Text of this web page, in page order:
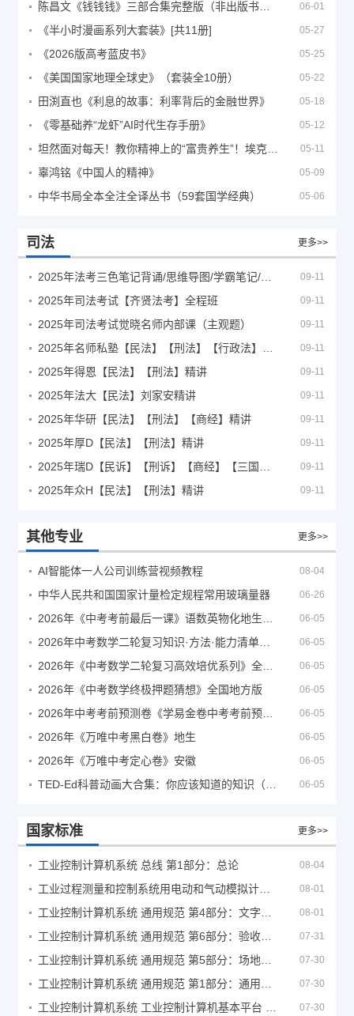
06-01
《半小时漫画系列大套装》[共11册] 05-27
《2026版高考蓝皮书》 05-25
《美国国家地理全球史》（套装全10册） 05-22
田渕直也《利息的故事：利率背后的金融世界》 05-18
《零基础养“龙虾”AI时代生存手册》 05-12
05-11
辜鸿铭《中国人的精神》 05-09
中华书局全本全注全译丛书（59套国学经典） 05-06
司法 更多>>
09-11
2025年司法考试【齐贤法考】全程班 09-11
2025年司法考试觉晓名师内部课（主观题） 09-11
09-11
2025年得恩【民法】【刑法】精讲 09-11
2025年法大【民法】刘家安精讲 09-11
2025年华研【民法】【刑法】【商经】精讲 09-11
2025年厚D【民法】【刑法】精讲 09-11
09-11
2025年众H【民法】【刑法】精讲 09-11
其他专业 更多>>
AI智能体一人公司训练营视频教程 08-04
中华人民共和国国家计量检定规程常用玻璃量器 06-26
06-05
06-05
06-05
2026年《中考数学终极押题猜想》全国地方版 06-05
06-05
2026年《万唯中考黑白卷》地生 06-05
2026年《万唯中考定心卷》安徽 06-05
06-05
国家标准 更多>>
工业控制计算机系统 总线 第1部分：总论 08-04
08-01
08-01
07-31
07-30
07-30
07-30